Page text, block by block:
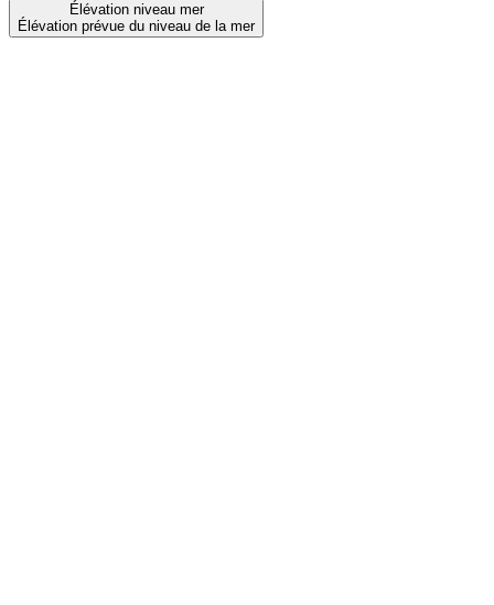
Élévation niveau mer
Élévation prévue du niveau de la mer